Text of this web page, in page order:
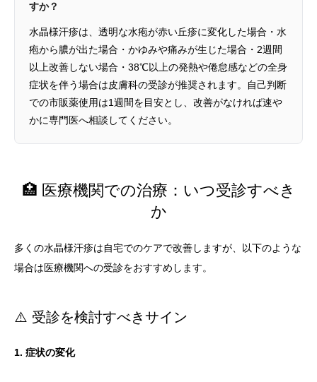
すか？
水晶様汗疹は、透明な水疱が赤い丘疹に変化した場合・水
疱から膿が出た場合・かゆみや痛みが生じた場合・2週間
以上改善しない場合・38℃以上の発熱や倦怠感などの全身
症状を伴う場合は皮膚科の受診が推奨されます。自己判断
での市販薬使用は1週間を目安とし、改善がなければ速や
かに専門医へ相談してください。
🏥 医療機関での治療：いつ受診すべき
か
多くの水晶様汗疹は自宅でのケアで改善しますが、以下のような
場合は医療機関への受診をおすすめします。
⚠️ 受診を検討すべきサイン
1. 症状の変化